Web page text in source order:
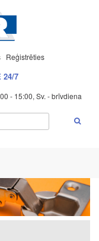
Reģistrēties
24/7
- 15:00, Sv. - brīvdiena